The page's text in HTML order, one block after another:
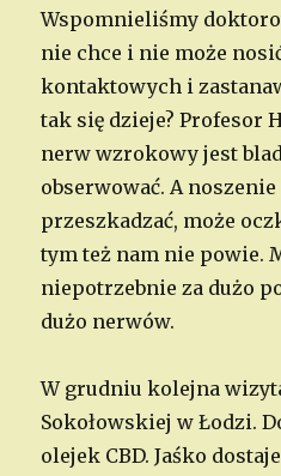
Wspomnieliśmy
nie chce i nie może
kontaktowych i
tak się dzieje? Profesor
nerw wzrokowy jest
obserwować. A
przeszkadzać, może
tym też nam nie powie.
niepotrzebnie za dużo
dużo nerwów.
W grudniu kolejna
Sokołowskiej w Łodzi.
olejek CBD. Jaśko